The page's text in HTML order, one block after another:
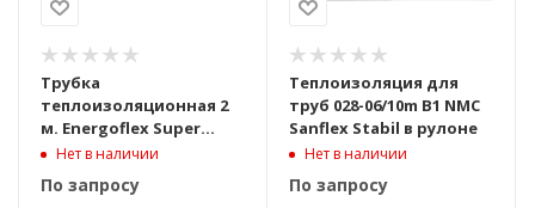
Трубка
теплоизоляционная 2
м. Energoflex Super
Protect K 18/6-2 вн. D 18
изол. 6 мм.
Нет в наличии
По запросу
Теплоизоляция для
труб 028-06/10m B1 NMC
Sanflex Stabil в рулоне
Нет в наличии
По запросу